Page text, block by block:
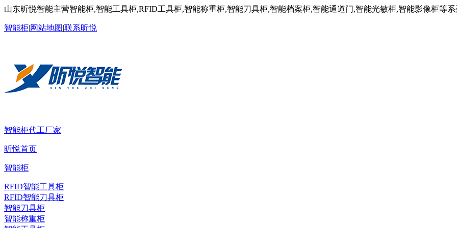
山东昕悦智能主营智能柜,智能工具柜,RFID工具柜,智能称重柜,智能刀具柜,智能档案柜,智能通道门,智能光敏柜,智能影像柜等
智能柜|网站地图|联系昕悦
智能柜代工厂家
昕悦首页
智能柜
RFID智能工具柜
RFID智能刀具柜
智能刀具柜
智能称重柜